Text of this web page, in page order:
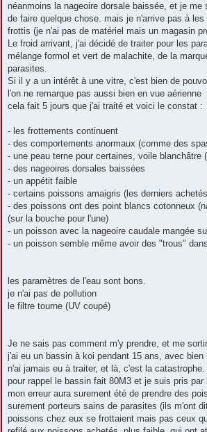
néanmoins la nageoire dorsale baissée, et je
de faire quelque chose. mais je n'arrive pas à les
frottis (je n'ai pas de matériel mais un magasin
Le froid arrivant, j'ai décidé de traiter pour les
mélange formol et vert de malachite, de la
parasites.
Si il y a un intérêt à une vitre, c'est bien de
l'on ne remarque pas aussi bien en vue aérienne
cela fait 5 jours que j'ai traité et voici le constat :
- les frottements continuent
- des comportements anormaux (comme des
- une peau terne pour certaines, voile blanchâtre
- des nageoires dorsales baissées
- un appétit faible
- certains poissons amaigris (les derniers
- des poissons ont des point blancs cotonneux
(sur la bouche pour l'une)
- un poisson avec la nageoire caudale mangée
- un poisson semble même avoir des "trous"
les paramètres de l'eau sont bons.
je n'ai pas de pollution
le filtre tourne (UV coupé)
Je ne sais pas comment m'y prendre, et me
j'ai eu un bassin à koi pendant 15 ans, avec
n'ai jamais eu à traiter, et là, c'est la catastrophe.
pour rappel le bassin fait 80M3 et je suis pris par
mon erreur aura surement été de prendre des
surement porteurs sains de parasites (ils m'ont
poissons chez eux se frottaient mais pas ceux